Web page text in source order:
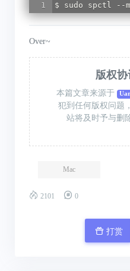
$ sudo spctl --
Over~
版权协
本篇文章来源于
犯到任何版权问题
站将及时予与删
Mac
2101 0
打赏